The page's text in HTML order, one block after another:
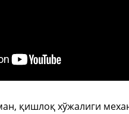
қишлоқ хўжалиги